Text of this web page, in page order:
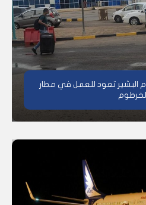
البشير تعود للعمل في مطار
الخرطوم